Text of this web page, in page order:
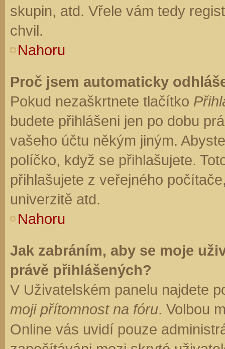
skupin, atd. Vřele vám tedy
chvil.
Nahoru
Proč jsem automaticky
Pokud nezaškrtnete tlačítko
budete přihlášeni jen po dobu
vašeho účtu někým jiným.
políčko, když se přihlašujete.
přihlašujete z veřejného
univerzitě atd.
Nahoru
Jak zabráním, aby se moje
právě přihlášených?
V Uživatelském panelu najdete
moji přítomnost na fóru. Volbou
Online vás uvidí pouze